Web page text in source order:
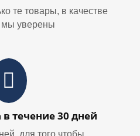
те товары, в качестве
мы уверены
в течение 30 дней
для того чтобы